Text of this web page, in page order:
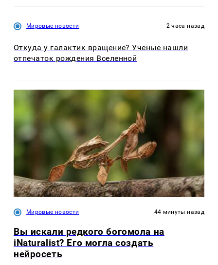
Мировые новости 2 часа назад
Откуда у галактик вращение? Ученые нашли
отпечаток рождения Вселенной
Мировые новости 44 минуты назад
Вы искали редкого богомола на
iNaturalist? Его могла создать
нейросеть